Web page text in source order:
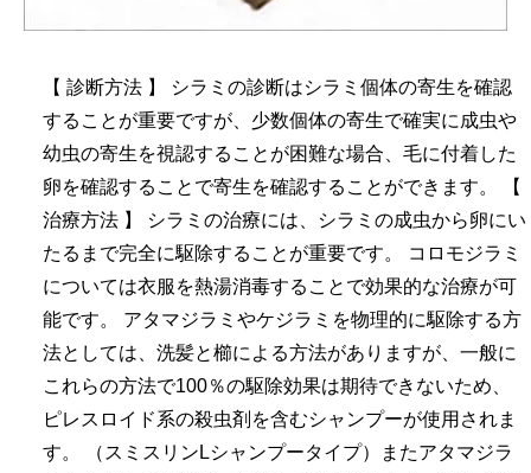
【 診断方法 】
シラミの診断はシラミ個体の寄生を確認
することが重要ですが、少数個体の寄生で確実に成虫や
幼虫の寄生を視認することが困難な場合、毛に付着した
卵を確認することで寄生を確認することができます。
【
治療方法 】
シラミの治療には、シラミの成虫から卵にい
たるまで完全に駆除することが重要です。
コロモジラミ
については衣服を熱湯消毒することで効果的な治療が可
能です。 アタマジラミやケジラミを物理的に駆除する方
法としては、洗髪と櫛による方法がありますが、一般に
これらの方法で100％の駆除効果は期待できないため、
ピレスロイド系の殺虫剤を含むシャンプーが使用されま
す。
（スミスリンLシャンプータイプ）またアタマジラ